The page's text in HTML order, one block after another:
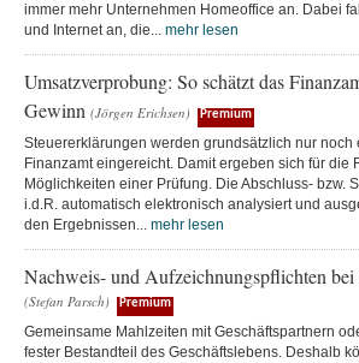
immer mehr Unternehmen Homeoffice an. Dabei
und Internet an, die... mehr lesen
Umsatzverprobung: So schätzt das
Gewinn (Jörgen Erichsen) Premium
Steuererklärungen werden grundsätzlich nur noch
Finanzamt eingereicht. Damit ergeben sich für die
Möglichkeiten einer Prüfung. Die Abschluss- bzw.
i.d.R. automatisch elektronisch analysiert und
den Ergebnissen... mehr lesen
Nachweis- und Aufzeichnungspflichten
(Stefan Parsch) Premium
Gemeinsame Mahlzeiten mit Geschäftspartnern
fester Bestandteil des Geschäftslebens. Deshalb